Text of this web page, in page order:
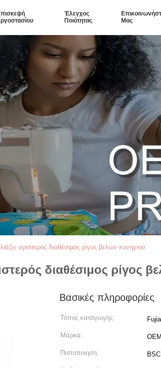
Έλεγχος
Ποιότητας
Μας
αριστερός διαθέσιμος ρίγος βελών κυνηγιού
διαθέσιμος ρίγος
Βασικές πληροφορίες
Τόπος καταγωγής:
Μάρκα:
Πιστοποίηση: